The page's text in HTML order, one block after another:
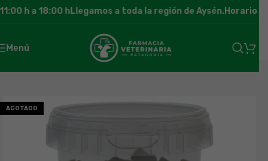
h a 18:00 h Llegamos a toda la región de Aysén.Horario de
Menú
AGOTADO